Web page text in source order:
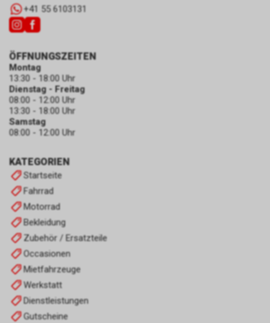
+41 55 6103131
KATEGORIEN
Startseite
Fahrrad
Motorrad
Bekleidung
Zubehör / Ersatzteile
Occasionen
Mietfahrzeuge
Werkstatt
Dienstleistungen
Gutscheine
ÖFFNUNGSZEITEN
Montag
13:30 - 18:00 Uhr
Dienstag - Freitag
08:00 - 12:00 Uhr
13:30 - 18:00 Uhr
Samstag
08:00 - 12:00 Uhr